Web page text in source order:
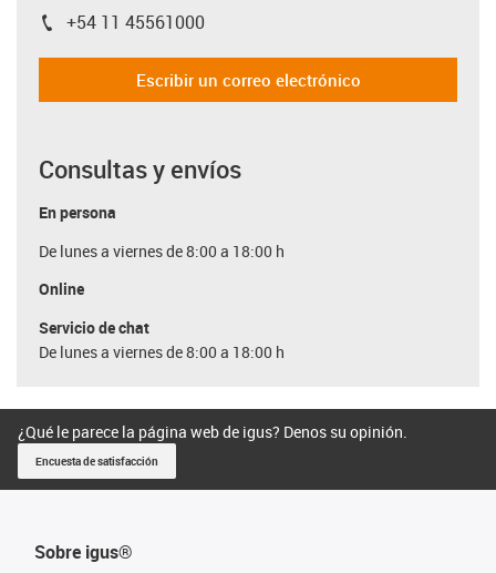
igus-icon-phone
+54 11 45561000
Escribir un correo electrónico
Consultas y envíos
En persona
De lunes a viernes de 8:00 a 18:00 h
Online
Servicio de chat
De lunes a viernes de 8:00 a 18:00 h
¿Qué le parece la página web de igus? Denos su opinión.
Encuesta de satisfacción
Sobre igus®